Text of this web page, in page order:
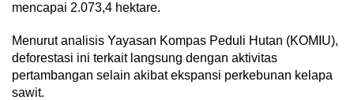
mencapai 2.073,4 hektare.
Menurut analisis Yayasan Kompas Peduli Hutan (KOMIU),
deforestasi ini terkait langsung dengan aktivitas
pertambangan selain akibat ekspansi perkebunan kelapa
sawit.